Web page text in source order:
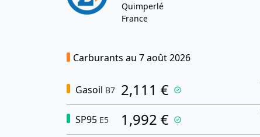
Quimperlé
France
Carburants au 7 août 2026
Gasoil B7 2,111 €
SP95 E5 1,992 €